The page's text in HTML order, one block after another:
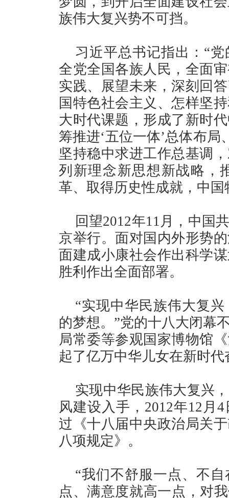
族伟大复兴势不可挡。
习近平总书记指出：“
全党全国各族人民，全面
实践、展望未来，深刻回
国特色社会主义、怎样坚
大时代课题，形成了新时
筹推进‘五位一体’总体布局
坚持稳中求进工作总基调
列新理念新思想新战略，
革、取得历史性成就，中
回望2012年11月，中国
京举行。面对国内外形势
面建成小康社会作出科学
胜利作出全面部署。
“实现中华民族伟大复
的梦想。”党的十八大闭幕
局常委等参观国家博物馆
起了亿万中华儿女在新时
实现中华民族伟大复兴
风建设入手，2012年12月
过《十八届中央政治局关
八项规定》。
“我们不舒服一点、不
点、满意度就高一点，对